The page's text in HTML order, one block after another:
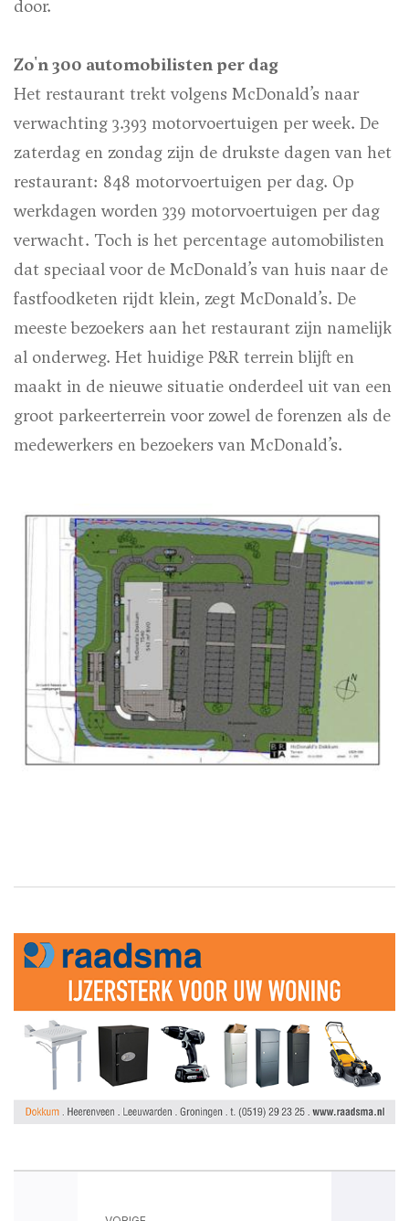
door.
Zo'n 300 automobilisten per dag
Het restaurant trekt volgens McDonald’s naar
verwachting 3.393 motorvoertuigen per week. De
zaterdag en zondag zijn de drukste dagen van het
restaurant: 848 motorvoertuigen per dag. Op
werkdagen worden 339 motorvoertuigen per dag
verwacht. Toch is het percentage automobilisten
dat speciaal voor de McDonald’s van huis naar de
fastfoodketen rijdt klein, zegt McDonald’s. De
meeste bezoekers aan het restaurant zijn namelijk
al onderweg. Het huidige P&R terrein blijft en
maakt in de nieuwe situatie onderdeel uit van een
groot parkeerterrein voor zowel de forenzen als de
medewerkers en bezoekers van McDonald’s.